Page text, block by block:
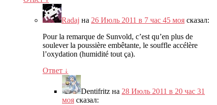
Radaj на 26 Июль 2011 в 7 час 45 моя сказал:
Pour la remarque de Sunvold, c’est qu’en plus de
soulever la poussière embêtante, le souffle accélère
l’oxydation (humidité tout ça).
Ответ ↓
Dentifritz на 28 Июль 2011 в 20 час 31
моя сказал: